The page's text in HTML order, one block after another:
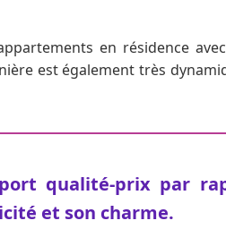
en résidence
est également très
qualité-prix par
et son charme.